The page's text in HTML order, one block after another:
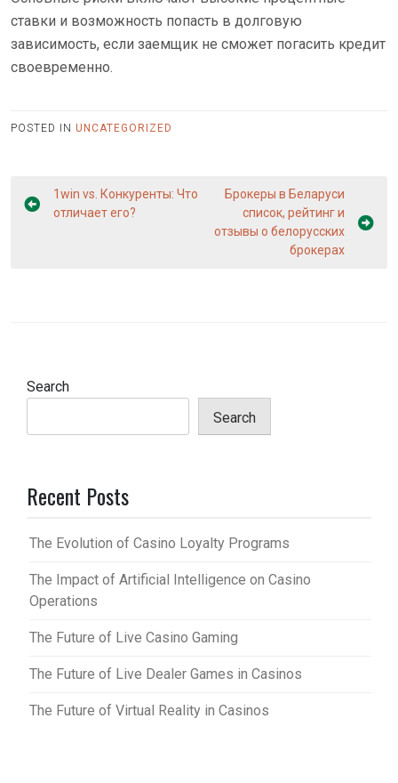
ставки и возможность попасть в долговую
зависимость, если заемщик не сможет погасить кредит
своевременно.
POSTED IN UNCATEGORIZED
Post
navigation
1win vs. Конкуренты: Что
отличает его?
Брокеры в Беларуси
список, рейтинг и
отзывы о белорусских
брокерах
Search
Search
Recent Posts
The Evolution of Casino Loyalty Programs
The Impact of Artificial Intelligence on Casino
Operations
The Future of Live Casino Gaming
The Future of Live Dealer Games in Casinos
The Future of Virtual Reality in Casinos